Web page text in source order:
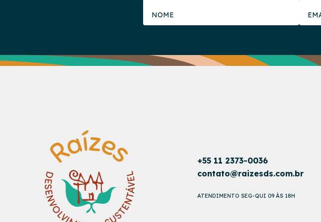
+55 11 2373-0036
contato@raizesds.com.br
ATENDIMENTO SEG-QUI 09 ÀS 18H